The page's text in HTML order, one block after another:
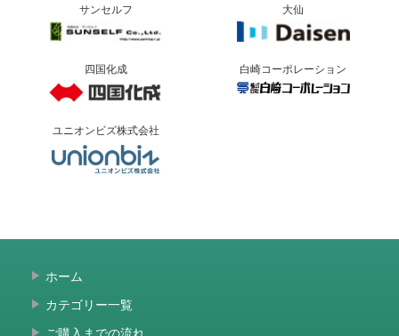
サンセルフ 大仙
四国化成 白崎コーポレーション
ユニオンビズ株式会社
ホーム
カテゴリー一覧